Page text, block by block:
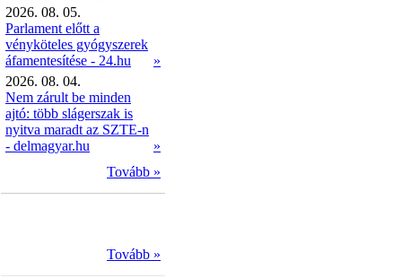
2026. 08. 05.
Parlament előtt a
vényköteles gyógyszerek
áfamentesítése - 24.hu
»
2026. 08. 04.
Nem zárult be minden
ajtó: több slágerszak is
nyitva maradt az SZTE-n
- delmagyar.hu
»
Tovább »
Tovább »